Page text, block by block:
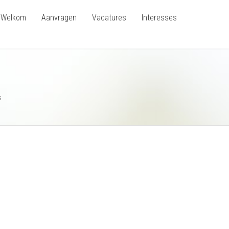
Welkom Aanvragen Vacatures Interesses